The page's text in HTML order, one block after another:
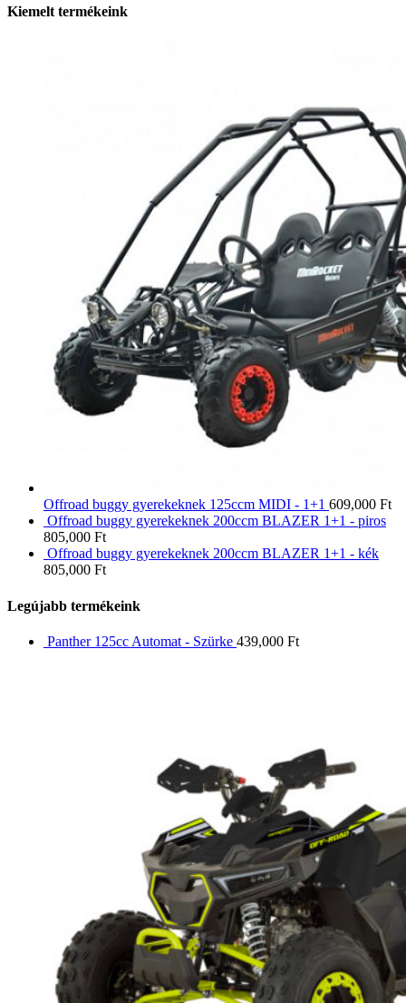
Kiemelt termékeink
Offroad buggy gyerekeknek 125ccm MIDI - 1+1 609,000 Ft
Offroad buggy gyerekeknek 200ccm BLAZER 1+1 - piros
805,000 Ft
Offroad buggy gyerekeknek 200ccm BLAZER 1+1 - kék
805,000 Ft
Legújabb termékeink
Panther 125cc Automat - Szürke 439,000 Ft